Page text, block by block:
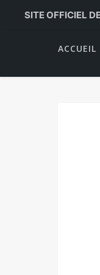
SITE OFFICIEL
ACCUEIL